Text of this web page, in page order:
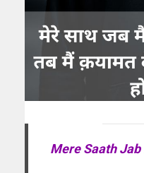
Mere Saath